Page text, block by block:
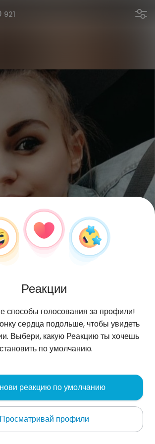
921
Реакции
способы голосования за профили!
сердца подольше, чтобы увидеть
Выбери, какую Реакцию ты хочешь
по умолчанию.
реакцию по умолчанию
Просматривай профили